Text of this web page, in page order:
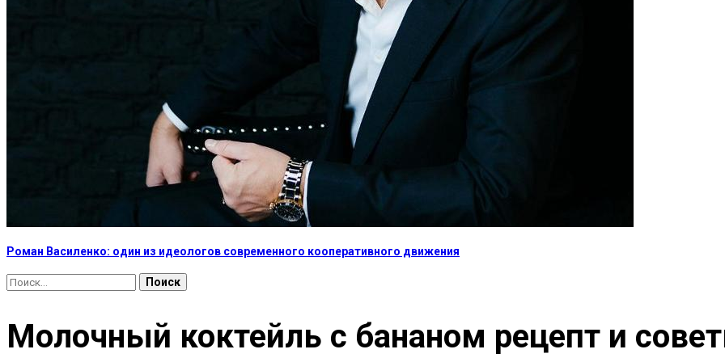
Роман Василенко: один из идеологов современного кооперативного движения
Найти:
Молочный коктейль с бананом рецепт и